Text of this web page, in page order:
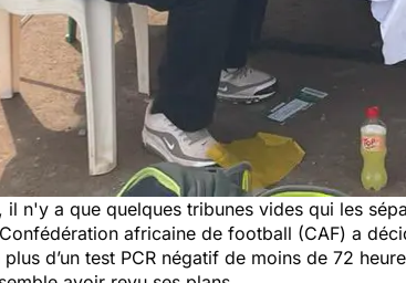
il n'y a que quelques tribunes vides qui les
africaine de football (CAF) a
d’un test PCR négatif de moins de 72